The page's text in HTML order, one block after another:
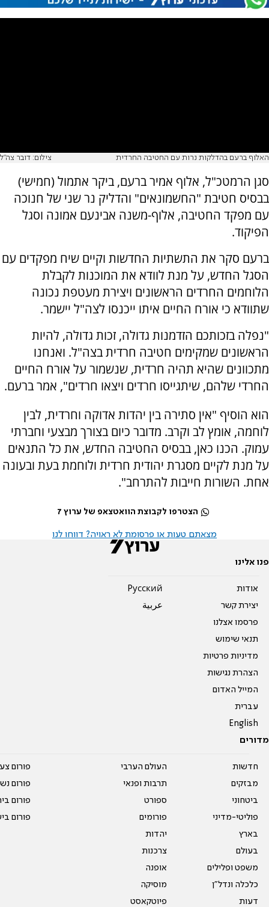
האלוף ברעם בהדלקות נרות עם החטיבה החרדית צילום: דובר צה"ל
סגן הרמטכ"ל, אלוף אמיר ברעם, ביקר אתמול (חמישי)
בבסיס חטיבת "החשמונאים" והדליק נר שני של חנוכה
עם מפקד החטיבה, אלוף-משנה אבינעם אמונה וסגל
הפיקוד.
ברעם סקר את התשתיות החדשות וקיים שיח מפקדים עם
הסגל החדש, על מנת לוודא את המוכנות לקבלת
הלוחמים החרדים הראשונים ויצירת מעטפת נכונה
שתוודא כי אורח החיים איתו ייכנסו לצה"ל יישמר.
"נפלה בזכותכם הזדמנות גדולה, זכות גדולה, להיות
הראשונים שמקימים חטיבה חרדית בצה"ל. ואנחנו
מתכוונים שהיא תהיה חרדית, שנשמור על אורח החיים
החרדי שלהם, שיתגייסו חרדים ויצאו חרדים", אמר ברעם.
הוא הוסיף "אין סתירה בין יהדות אדוקה וחרדית, לבין
לוחמה, אומץ לב וקרב. מדובר כיום בצורך מבצעי וחברתי
עמוק. הכנו כאן, בבסיס החטיבה החדש, את כל התנאים
על מנת לקיים מסגרת יהודית חרדית ולוחמת בעת ובעונה
אחת. השורות חייבות להתרחב".
הצטרפו לקבוצת הוואטצאפ של ערוץ 7
מצאתם טעות או פרסומת לא ראויה? דווחו לנו
פנו אלינו
אודות
יצירת קשר
פרסמו אצלנו
תנאי שימוש
מדיניות פרטיות
הצהרת נגישות
המייל האדום
עברית
English
Pусский
عربية
מדורים
חדשות
מבזקים
ביטחוני
פוליטי-מדיני
בארץ
בעולם
משפט ופלילים
כלכלה ונדל"ן
דעות
העולם הערבי
תרבות ופנאי
ספורט
פורומים
יהדות
צרכנות
אופנה
מוסיקה
פיוטקאסט
פורום
פורום
פורום
פורום